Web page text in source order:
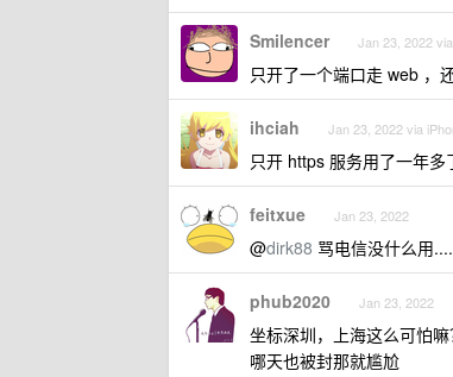
Smilencer Jan 23, 2022
只开了一个端口走 web ，
ihciah Jan 23, 2022 via
只开 https 服务用了一年多
feitxue Jan 23, 2022
@dirk88 骂电信没什么用
phub2020 Jan 23, 2022
坐标深圳，上海这么可怕
哪天也被封那就尴尬